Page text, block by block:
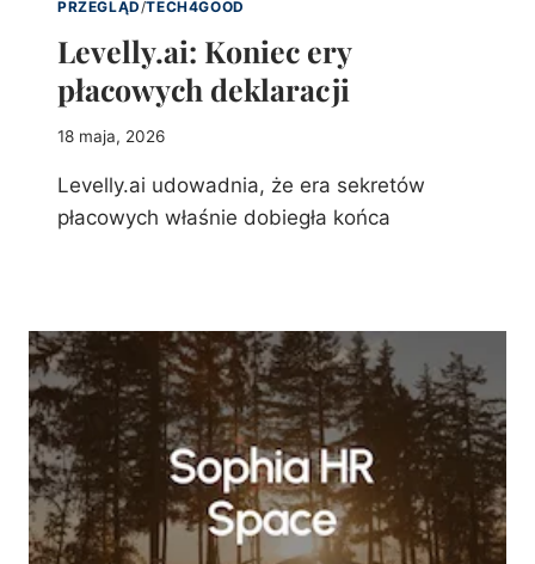
PRZEGLĄD /TECH4GOOD
Levelly.ai: Koniec ery
płacowych deklaracji
18 maja, 2026
Levelly.ai udowadnia, że era sekretów
płacowych właśnie dobiegła końca